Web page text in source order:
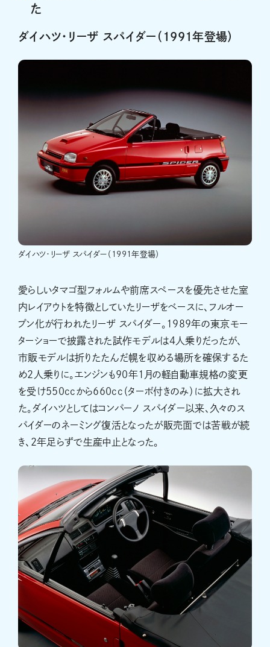
た
ダイハツ・リーザ スパイダー（1991年登場）
ダイハツ・リーザ スパイダー（1991年登場）
愛らしいタマゴ型フォルムや前席スペースを優先させた室
内レイアウトを特徴としていたリーザをベースに、フルオー
プン化が行われたリーザ スパイダー。1989年の東京モー
ターショーで披露された試作モデルは4人乗りだったが、
市販モデルは折りたたんだ幌を収める場所を確保するた
め2人乗りに。エンジンも90年1月の軽自動車規格の変更
を受け550ccから660cc（ターボ付きのみ）に拡大され
た。ダイハツとしてはコンパーノ スパイダー以来、久々のス
パイダーのネーミング復活となったが販売面では苦戦が続
き、2年足らずで生産中止となった。